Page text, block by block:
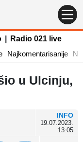
Radio 021 live
Najkomentarisanije
u Ulcinju,
INFO
19.07.2023.
13:05